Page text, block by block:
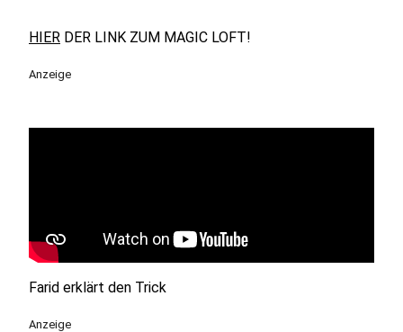
HIER DER LINK ZUM MAGIC LOFT!
Anzeige
Farid erklärt den Trick
Anzeige